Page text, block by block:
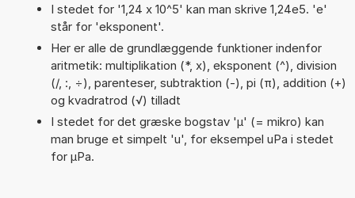
I stedet for '1,24 x 10^5' kan man skrive 1,24e5. 'e'
står for 'eksponent'.
Her er alle de grundlæggende funktioner indenfor
aritmetik: multiplikation (*, x), eksponent (^), division
(/, :, ÷), parenteser, subtraktion (-), pi (π), addition (+)
og kvadratrod (√) tilladt
I stedet for det græske bogstav 'µ' (= mikro) kan
man bruge et simpelt 'u', for eksempel uPa i stedet
for µPa.